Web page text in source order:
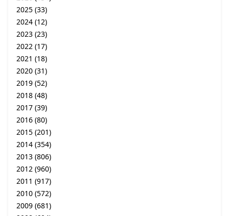
2025 (33)
2024 (12)
2023 (23)
2022 (17)
2021 (18)
2020 (31)
2019 (52)
2018 (48)
2017 (39)
2016 (80)
2015 (201)
2014 (354)
2013 (806)
2012 (960)
2011 (917)
2010 (572)
2009 (681)